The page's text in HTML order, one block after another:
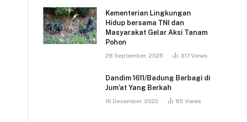
Kementerian Lingkungan
Hidup bersama TNI dan
Masyarakat Gelar Aksi Tanam
Pohon
28 September, 2025 317 Views
Dandim 1611/Badung Berbagi di
Jum’at Yang Berkah
16 Desember, 2022 85 Views